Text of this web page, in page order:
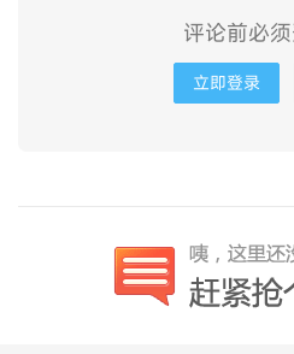
评论前必须
立即登录